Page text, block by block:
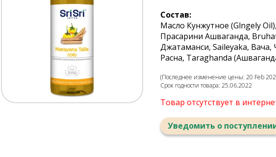
Состав:
Масло Кунжутное (Glngely
Прасарини Ашваганда,
Джатаманси, Saileyaka,
Расна, Taraghanda
(Последнее изменение цены: 20 Feb
Срок годности товара: 25.06.2022
Товар отсутствует в
Уведомить о